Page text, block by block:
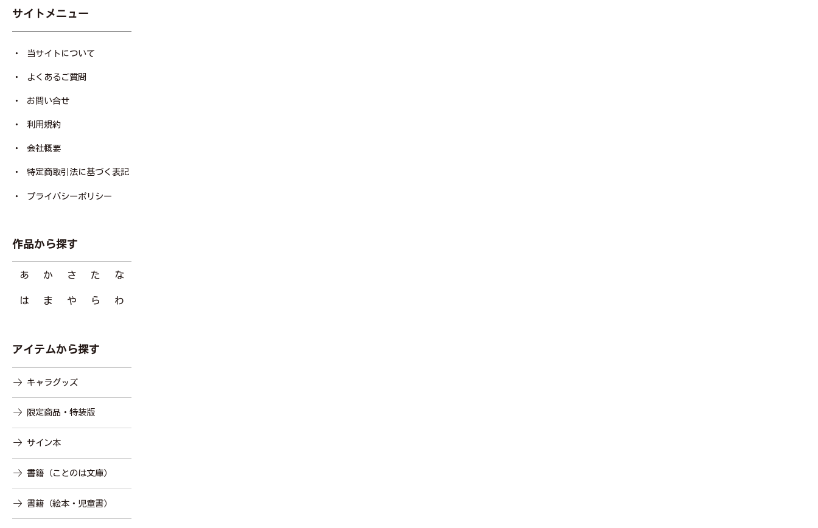
サイトメニュー
当サイトについて
よくあるご質問
お問い合せ
利用規約
会社概要
特定商取引法に基づく表記
プライバシーポリシー
作品から探す
あ か さ た な
は ま や ら わ
アイテムから探す
キャラグッズ
限定商品・特装版
サイン本
書籍（ことのは文庫）
書籍（絵本・児童書）